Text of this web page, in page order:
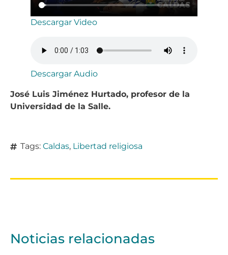
Descargar Video
Descargar Audio
José Luis Jiménez Hurtado, profesor de la
Universidad de la Salle.
Tags: Caldas, Libertad religiosa
Noticias relacionadas